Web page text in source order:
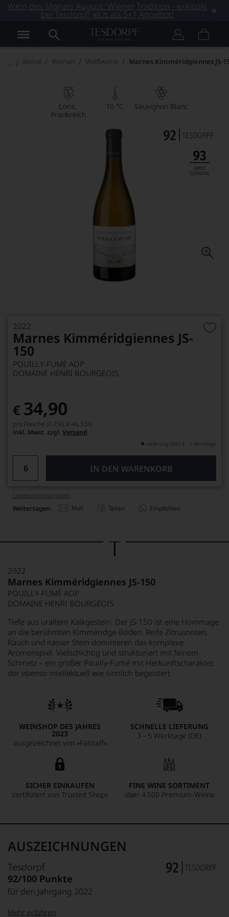
Wein des Monats August: Wiener Tradition - exklusiv
bei Tesdorpf! Jetzt als 5+1 Angebot!
Weine Weinart Weißweine Marnes Kimméridgiennes JS-
Loire
Frankreich
10 °C Sauvignon Blanc
2022
Marnes Kimméridgiennes JS-
150
POUILLY-FUMÉ AOP
DOMAINE HENRI BOURGEOIS
€ 34,90
pro Flasche (0.75l), € 46,53/L
inkl. Mwst. zzgl. Versand
Lieferung (DE) 3 - 5 Werktage
IN DEN WARENKORB
Lebensmittel­angaben
Weitersagen: Mail Teilen Empfehlen
2022
Marnes Kimméridgiennes JS-150
POUILLY-FUMÉ AOP
DOMAINE HENRI BOURGEOIS
Tiefe aus uraltem Kalkgestein: Der JS-150 ist eine Hommage
an die berühmten Kimmeridge-Böden. Reife Zitrusnoten,
Rauch und nasser Stein dominieren das komplexe
Aromenspiel. Vielschichtig und strukturiert mit feinem
Schmelz – ein großer Pouilly-Fumé mit Herkunftscharakter,
der ebenso intellektuell wie sinnlich begeistert.
WEINSHOP DES JAHRES
2023
ausgezeichnet von »Falstaff«
SCHNELLE LIEFERUNG
3 - 5 Werktage (DE)
SICHER EINKAUFEN
zertifiziert von Trusted Shops
FINE WINE SORTIMENT
über 4.500 Premium-Weine
AUSZEICHNUNGEN
Tesdorpf
92/100 Punkte
für den Jahrgang 2022
Mehr erfahren